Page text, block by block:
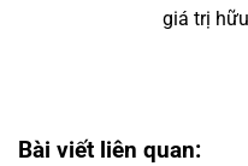
giá trị
Bài viết liên quan: